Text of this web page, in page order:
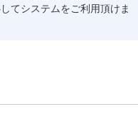
てシステムをご利用頂けま